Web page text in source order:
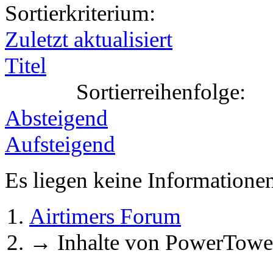
Sortierkriterium:
Zuletzt aktualisiert
Titel
Sortierreihenfolge:
Absteigend
Aufsteigend
Es liegen keine
Airtimers Forum
→ Inhalte von